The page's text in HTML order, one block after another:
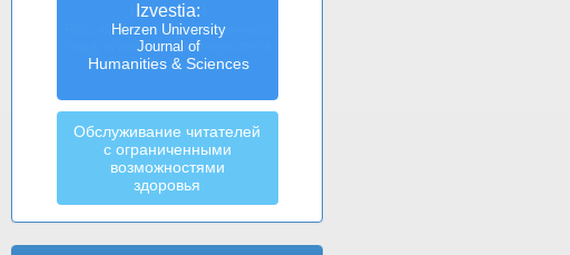
Izvestia:
Herzen University
Journal of
Humanities & Sciences
Обслуживание читателей
с ограниченными
возможностями
здоровья